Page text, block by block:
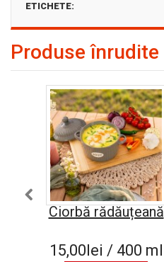
ETICHETE:
Produse înrudite
Ciorbă rădăuțeană
15,00lei / 400 ml